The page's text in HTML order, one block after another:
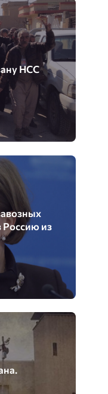
НСС
Россию из